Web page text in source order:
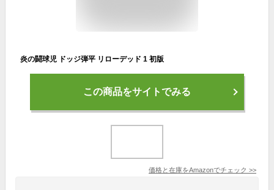
炎の闘球児 ドッジ弾平 リローデッド 1 初版
この商品をサイトでみる
価格と在庫をAmazonでチェック >>